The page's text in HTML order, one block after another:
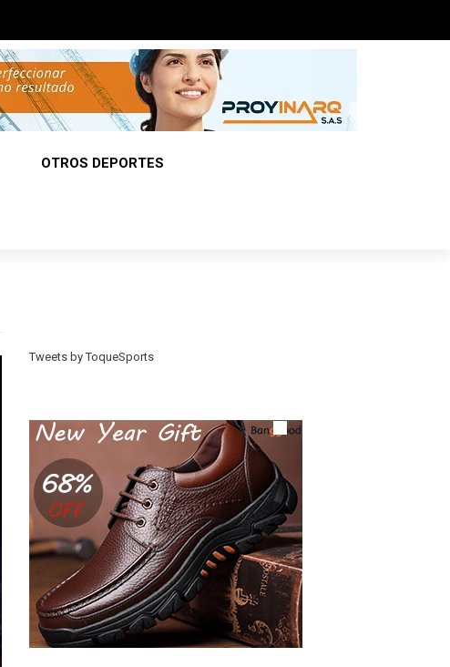
OTROS DEPORTES
Tweets by ToqueSports